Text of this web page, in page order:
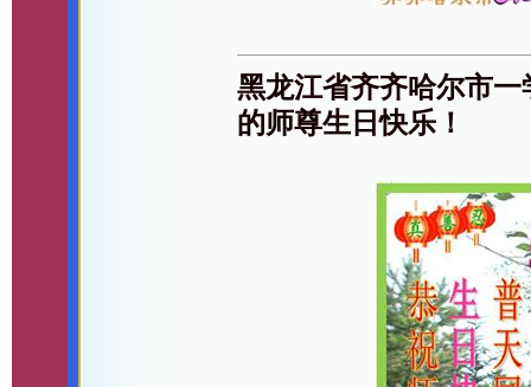
黑龙江省齐齐哈尔市
的师尊生日快乐！